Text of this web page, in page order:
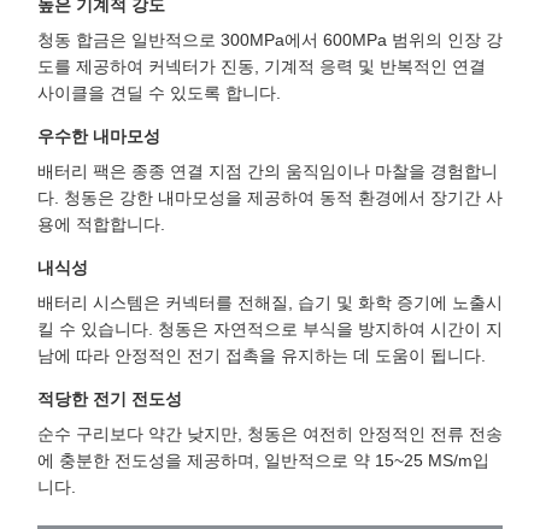
높은 기계적 강도
청동 합금은 일반적으로 300MPa에서 600MPa 범위의 인장 강
도를 제공하여 커넥터가 진동, 기계적 응력 및 반복적인 연결
사이클을 견딜 수 있도록 합니다.
우수한 내마모성
배터리 팩은 종종 연결 지점 간의 움직임이나 마찰을 경험합니
다. 청동은 강한 내마모성을 제공하여 동적 환경에서 장기간 사
용에 적합합니다.
내식성
배터리 시스템은 커넥터를 전해질, 습기 및 화학 증기에 노출시
킬 수 있습니다. 청동은 자연적으로 부식을 방지하여 시간이 지
남에 따라 안정적인 전기 접촉을 유지하는 데 도움이 됩니다.
적당한 전기 전도성
순수 구리보다 약간 낮지만, 청동은 여전히 안정적인 전류 전송
에 충분한 전도성을 제공하며, 일반적으로 약 15~25 MS/m입
니다.